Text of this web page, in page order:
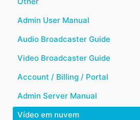
Admin User Manual
Audio Broadcaster Guide
Video Broadcaster Guide
Account / Billing / Portal
Admin Server Manual
Vídeo em nuvem